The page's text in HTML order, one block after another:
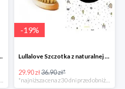
muślinową "Romby"
-19%
Lullalove Szczotka z naturalnej szczeciny z myjką muślinową "Księżniczka"
29.90 zł36.90 zł*